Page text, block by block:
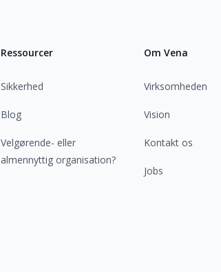
Ressourcer
Sikkerhed
Blog
Velgørende- eller
almennyttig organisation?
Om Vena
Virksomheden
Vision
Kontakt os
Jobs